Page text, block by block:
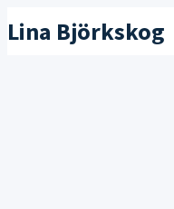
Skip
to
Lina Björkskog